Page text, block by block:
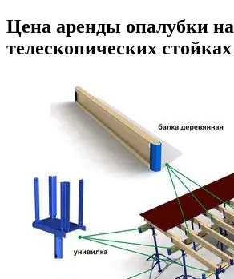
Цена аренды опалубки на
телескопических стойках